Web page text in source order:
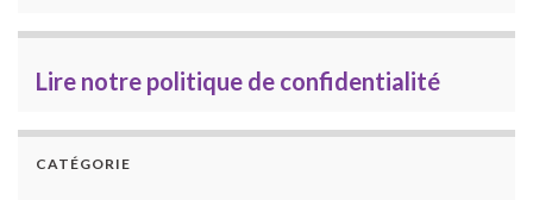
Lire notre politique de confidentialité
CATÉGORIE